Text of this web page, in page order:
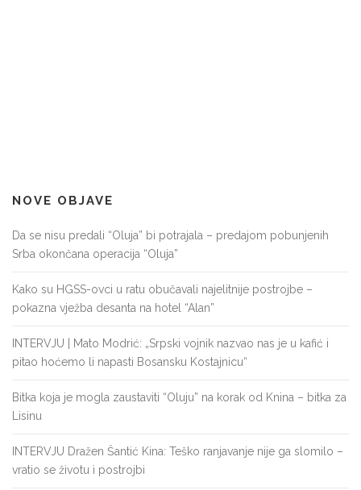
NOVE OBJAVE
Da se nisu predali “Oluja” bi potrajala – predajom pobunjenih
Srba okončana operacija “Oluja”
Kako su HGSS-ovci u ratu obučavali najelitnije postrojbe –
pokazna vježba desanta na hotel “Alan”
INTERVJU | Mato Modrić: „Srpski vojnik nazvao nas je u kafić i
pitao hoćemo li napasti Bosansku Kostajnicu“
Bitka koja je mogla zaustaviti “Oluju” na korak od Knina – bitka za
Lisinu
INTERVJU Dražen Šantić Kina: Teško ranjavanje nije ga slomilo –
vratio se životu i postrojbi